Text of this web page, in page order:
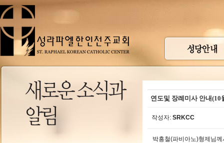
연도및 장례미사 안내(10
작성자: SRKCC
박흥철(파비아노)형제님